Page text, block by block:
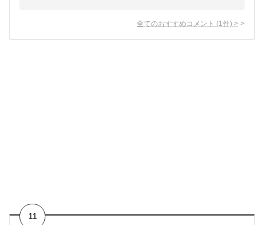
全てのおすすめコメント (1 件) >
11